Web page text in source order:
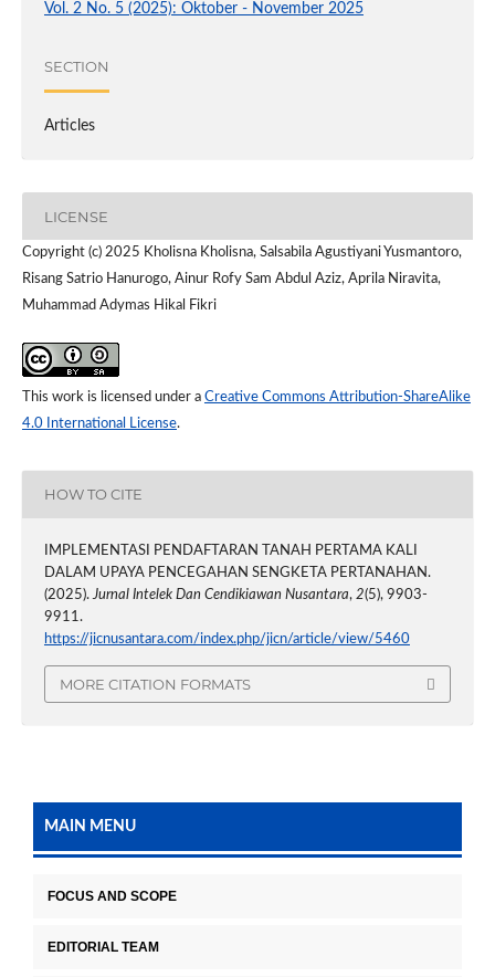
Vol. 2 No. 5 (2025): Oktober - November 2025
SECTION
Articles
LICENSE
Copyright (c) 2025 Kholisna Kholisna, Salsabila Agustiyani Yusmantoro,
Risang Satrio Hanurogo, Ainur Rofy Sam Abdul Aziz, Aprila Niravita,
Muhammad Adymas Hikal Fikri
This work is licensed under a Creative Commons Attribution-ShareAlike
4.0 International License.
HOW TO CITE
IMPLEMENTASI PENDAFTARAN TANAH PERTAMA KALI
DALAM UPAYA PENCEGAHAN SENGKETA PERTANAHAN.
(2025). Jurnal Intelek Dan Cendikiawan Nusantara, 2(5), 9903-
9911.
https://jicnusantara.com/index.php/jicn/article/view/5460
MORE CITATION FORMATS
MAIN MENU
FOCUS AND SCOPE
EDITORIAL TEAM